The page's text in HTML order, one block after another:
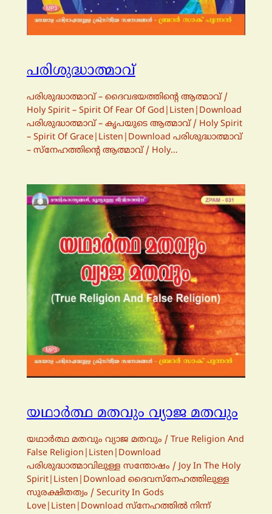
പരിശുദ്ധാത്മാവ്
പരിശുദ്ധാത്മാവ് – ദൈവഭയത്തിന്റെ ആത്മാവ് /
Holy Spirit – Spirit Of Fear Of God|Listen|Download
പരിശുദ്ധാത്മാവ് – കൃപയുടെ ആത്മാവ് / Holy Spirit
– Spirit Of Grace|Listen|Download പരിശുദ്ധാത്മാവ്
– സ്നേഹത്തിന്റെ ആത്മാവ് / Holy…
യഥാര്‍ത്ഥ മതവും വ്യാജ മതവും
യഥാര്‍ത്ഥ മതവും വ്യാജ മതവും / True Religion And
False Religion|Listen|Download
പരിശുദ്ധാത്മാവിലുള്ള സന്തോഷം / Joy In The Holy
Spirit|Listen|Download ദൈവസ്നേഹത്തിലുള്ള
സുരക്ഷിതത്വം / Security In Gods
Love|Listen|Download സ്നേഹത്തില്‍ നിന്ന്